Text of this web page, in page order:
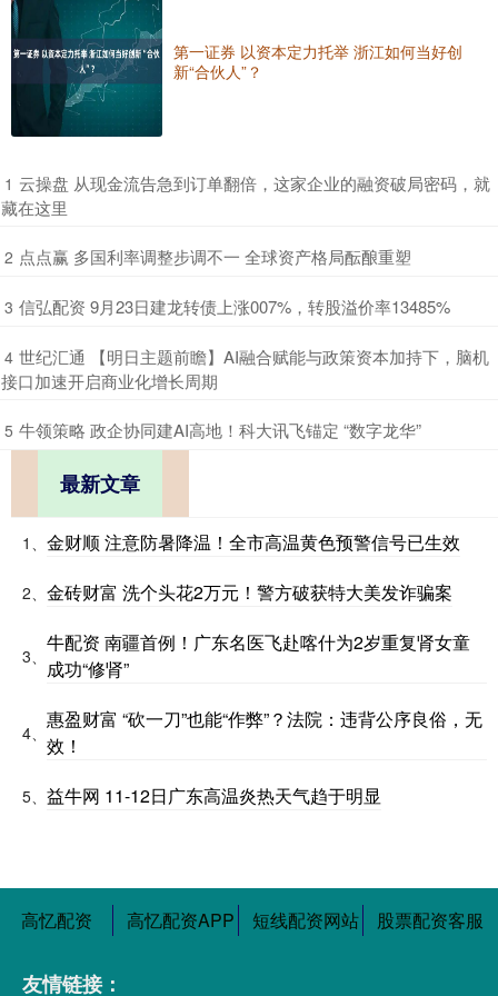
第一证券 以资本定力托举 浙江如何当好创
新“合伙人”？
1 ​云操盘 从现金流告急到订单翻倍，这家企业的融资破局密码，就
藏在这里
2 ​点点赢 多国利率调整步调不一 全球资产格局酝酿重塑
3 ​信弘配资 9月23日建龙转债上涨007%，转股溢价率13485%
4 ​世纪汇通 【明日主题前瞻】AI融合赋能与政策资本加持下，脑机
接口加速开启商业化增长周期
5 ​牛领策略 政企协同建AI高地！科大讯飞锚定 “数字龙华”
最新文章
1、 金财顺 注意防暑降温！全市高温黄色预警信号已生效
2、 金砖财富 洗个头花2万元！警方破获特大美发诈骗案
3、
牛配资 南疆首例！广东名医飞赴喀什为2岁重复肾女童
成功“修肾”
4、
惠盈财富 “砍一刀”也能“作弊”？法院：违背公序良俗，无
效！
5、 益牛网 11-12日广东高温炎热天气趋于明显
高忆配资 高忆配资APP 短线配资网站 股票配资客服
友情链接：